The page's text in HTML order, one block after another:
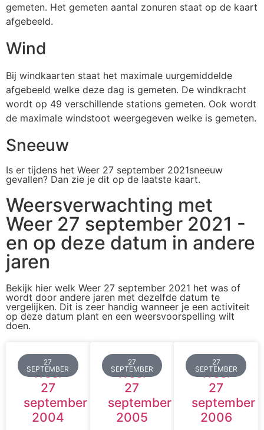
gemeten. Het gemeten aantal zonuren staat op de kaart
afgebeeld.
Wind
Bij windkaarten staat het maximale uurgemiddelde
afgebeeld welke deze dag is gemeten. De windkracht
wordt op 49 verschillende stations gemeten. Ook wordt
de maximale windstoot weergegeven welke is gemeten.
Sneeuw
Is er tijdens het Weer 27 september 2021sneeuw
gevallen? Dan zie je dit op de laatste kaart.
Weersverwachting met
Weer 27 september 2021 -
en op deze datum in andere
jaren
Bekijk hier welk Weer 27 september 2021 het was of
wordt door andere jaren met dezelfde datum te
vergelijken. Dit is zeer handig wanneer je een activiteit
op deze datum plant en een weersvoorspelling wilt
doen.
27
SEPTEMBER
Weer
27
september
2004
27
SEPTEMBER
Weer
27
september
2005
27
SEPTEMBER
Weer
27
september
2006